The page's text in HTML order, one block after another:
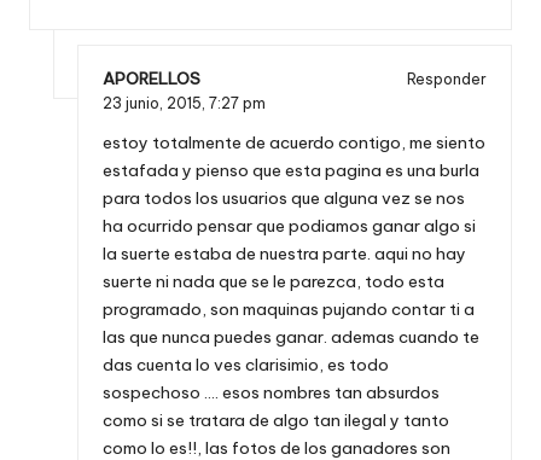
APORELLOS
Responder
23 junio, 2015, 7:27 pm
estoy totalmente de acuerdo contigo, me siento
estafada y pienso que esta pagina es una burla
para todos los usuarios que alguna vez se nos
ha ocurrido pensar que podiamos ganar algo si
la suerte estaba de nuestra parte. aqui no hay
suerte ni nada que se le parezca, todo esta
programado, son maquinas pujando contar ti a
las que nunca puedes ganar. ademas cuando te
das cuenta lo ves clarisimio, es todo
sospechoso …. esos nombres tan absurdos
como si se tratara de algo tan ilegal y tanto
como lo es!!, las fotos de los ganadores son